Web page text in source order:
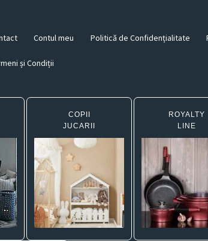
Contul meu Politică de Confidențialitate
și Condiții
COPII
JUCARII
ROYALTY
LINE